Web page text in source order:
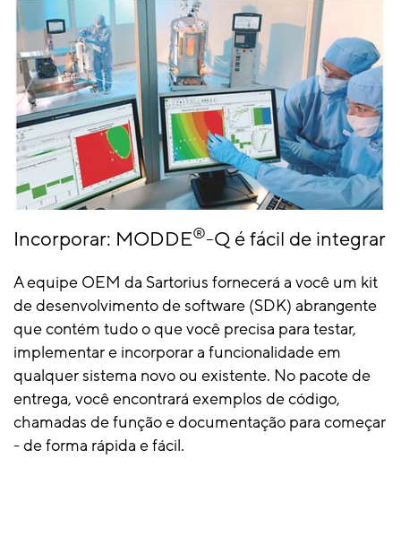
Incorporar: MODDE®-Q é fácil de integrar
A equipe OEM da Sartorius fornecerá a você um kit
de desenvolvimento de software (SDK) abrangente
que contém tudo o que você precisa para testar,
implementar e incorporar a funcionalidade em
qualquer sistema novo ou existente. No pacote de
entrega, você encontrará exemplos de código,
chamadas de função e documentação para começar
- de forma rápida e fácil.